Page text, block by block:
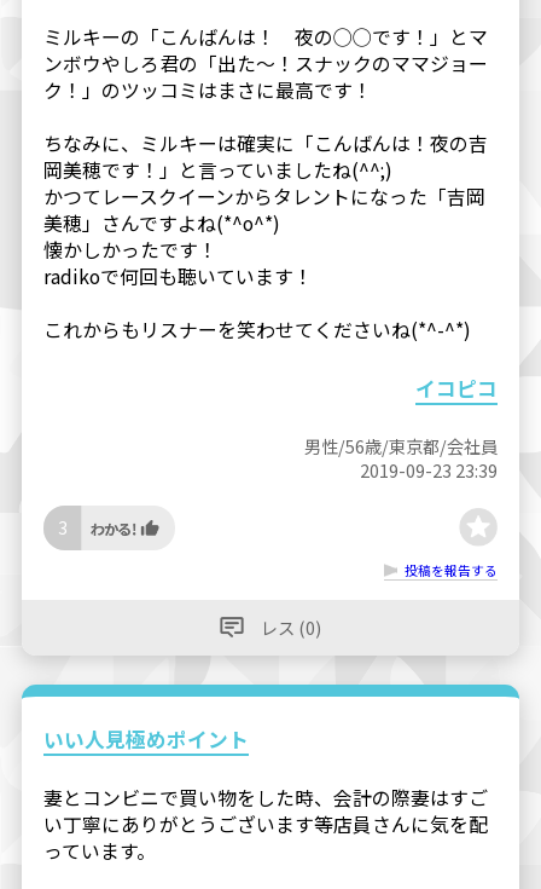
ミルキーの「こんばんは！ 夜の◯◯です！」とマ
ンボウやしろ君の「出た～！スナックのママジョー
ク！」のツッコミはまさに最高です！
ちなみに、ミルキーは確実に「こんばんは！夜の吉
岡美穂です！」と言っていましたね(^^;)
かつてレースクイーンからタレントになった「吉岡
美穂」さんですよね(*^o^*)
懐かしかったです！
radikoで何回も聴いています！
これからもリスナーを笑わせてくださいね(*^-^*)
イコピコ
男性/56歳/東京都/会社員
2019-09-23 23:39
3
投稿を報告する
レス (0)
いい人見極めポイント
妻とコンビニで買い物をした時、会計の際妻はすご
い丁寧にありがとうございます等店員さんに気を配
っています。